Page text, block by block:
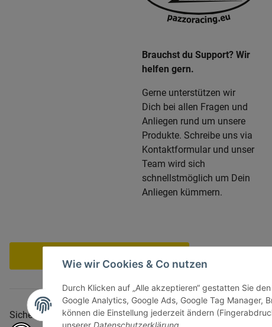
Wie wir Cookies & Co nutzen
Durch Klicken auf „Alle akzeptieren“ gestatten Sie
Google Analytics, Google Ads, Google Tag Manager,
können die Einstellung jederzeit ändern
unserer Datenschutzerklärung
Brauchst du Support? Wir
helfen gern.
Gerne unterstützen wir
Dich bei allen Fragen und
Anliegen rund um unsere
Produkte. Schreibe uns via
Kontaktformular und unser
Team wird sich
schnellstmöglich um Dein
Anliegen kümmern.
Sicher bezahlen via: